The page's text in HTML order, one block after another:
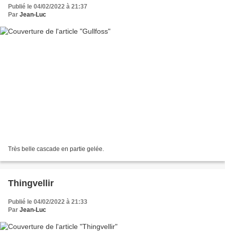
Publié le 04/02/2022 à 21:37
Par Jean-Luc
Très belle cascade en partie gelée.
Thingvellir
Publié le 04/02/2022 à 21:33
Par Jean-Luc